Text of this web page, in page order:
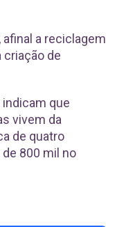
a reciclagem
criação de
que
vivem da
de quatro
800 mil no